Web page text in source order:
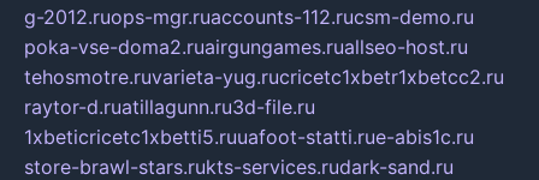
g-2012.ruops-mgr.ruaccounts-112.rucsm-demo.ru
poka-vse-doma2.ruairgungames.ruallseo-host.ru
tehosmotre.ruvarieta-yug.rucricetc1xbetr1xbetcc2.ru
raytor-d.ruatillagunn.ru3d-file.ru
1xbeticricetc1xbetti5.ruuafoot-statti.rue-abis1c.ru
store-brawl-stars.rukts-services.rudark-sand.ru